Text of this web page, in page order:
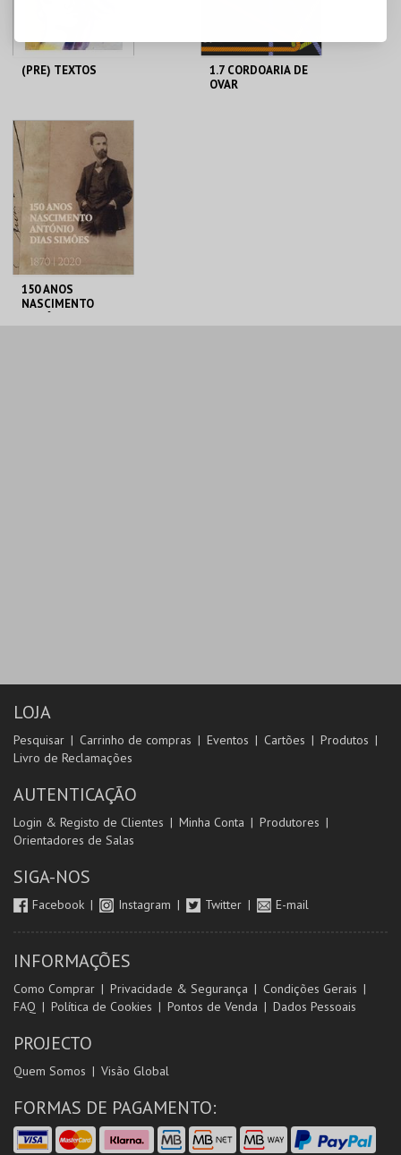
(PRE) TEXTOS
MAIS INFO
COMPRAR
1.7 CORDOARIA DE
OVAR
150 ANOS
NASCIMENTO
LOJA
Pesquisar Carrinho de compras Eventos Cartões
Produtos
Livro de Reclamações
AUTENTICAÇÃO
Login & Registo de Clientes Minha Conta
Produtores
Orientadores de Salas
SIGA-NOS
Facebook Instagram Twitter E-mail
INFORMAÇÕES
Como Comprar Privacidade & Segurança
Condições Gerais
FAQ
Política de Cookies Pontos de Venda Dados Pessoais
PROJECTO
Quem Somos Visão Global
FORMAS DE PAGAMENTO: